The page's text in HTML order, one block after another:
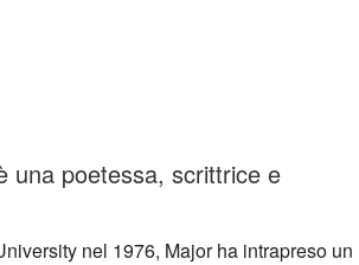
una poetessa, scrittrice e
nel 1976, Major ha intrapreso un